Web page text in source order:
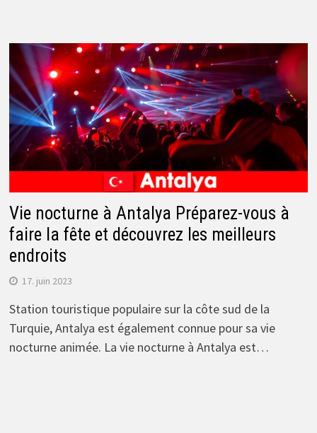
Vie nocturne à Antalya Préparez-vous à
faire la fête et découvrez les meilleurs
endroits
17. juin 2023
Station touristique populaire sur la côte sud de la
Turquie, Antalya est également connue pour sa vie
nocturne animée. La vie nocturne à Antalya est…